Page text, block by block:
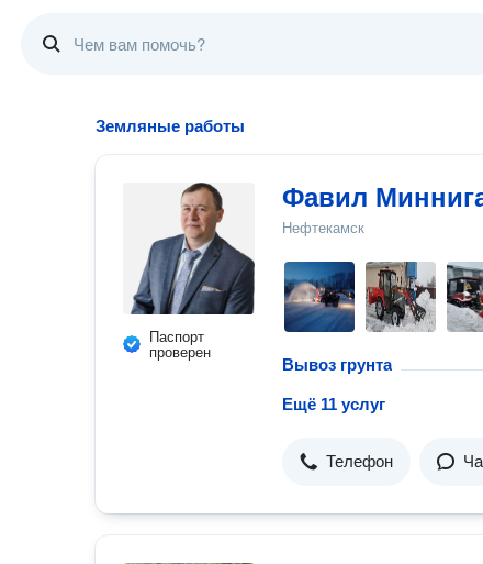
Земляные работы
Паспорт
проверен
Фавил
Нефтекамск
Вывоз грунта
Ещё 11 услуг
Телефон